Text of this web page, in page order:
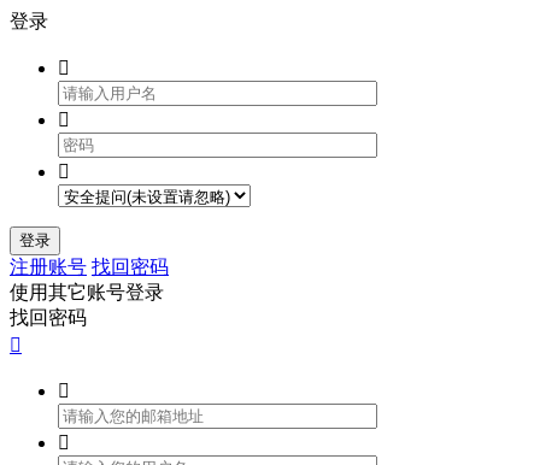
登录



登录
注册账号 找回密码
使用其它账号登录
找回密码


